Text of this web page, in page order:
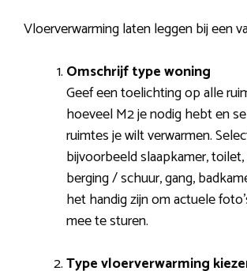
Vloerverwarming laten leggen bij een
Omschrijf type woning
Geef een toelichting op alle
hoeveel M2 je nodig hebt en
ruimtes je wilt verwarmen.
bijvoorbeeld slaapkamer,
berging / schuur, gang,
het handig zijn om actuele
mee te sturen.
Type vloerverwarming